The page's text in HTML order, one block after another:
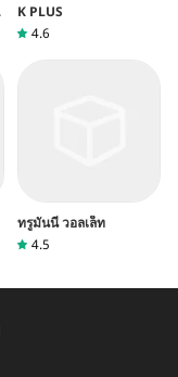
K PLUS
4.6
ทรูมันนี่ วอลเล็ท
4.5